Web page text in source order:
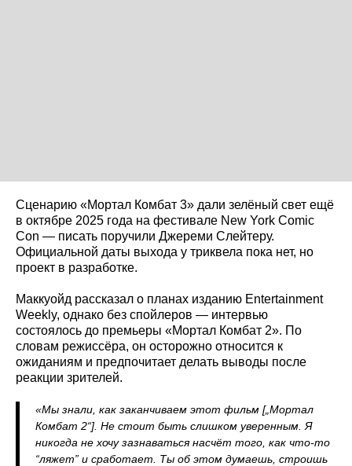
Сценарию «Мортал Комбат 3» дали зелёный свет ещё
в октябре 2025 года на фестивале New York Comic
Con — писать поручили Джереми Слейтеру.
Официальной даты выхода у триквела пока нет, но
проект в разработке.
Маккуойд рассказал о планах изданию Entertainment
Weekly, однако без спойлеров — интервью
состоялось до премьеры «Мортал Комбат 2». По
словам режиссёра, он осторожно относится к
ожиданиям и предпочитает делать выводы после
реакции зрителей.
«Мы знали, как заканчиваем этот фильм [„Мортал
Комбат 2“]. Не стоит быть слишком уверенным. Я
никогда не хочу зазнаваться насчёт того, как что-то
“ляжет” и сработает. Ты об этом думаешь, строишь